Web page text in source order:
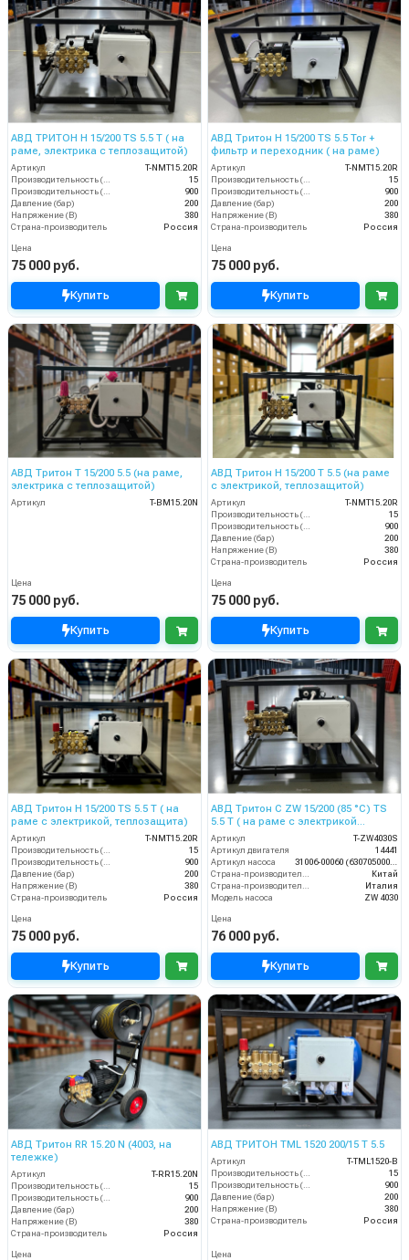
АВД ТРИТОН H 15/200 TS 5.5 T ( на
раме, электрика с теплозащитой)
Артикул
T-NMT15.20R
15
900
Давление (бар)
200
Напряжение (В)
380
Страна-производитель
Россия
Цена
75 000 руб.
Купить
АВД Тритон H 15/200 TS 5.5 Tor +
фильтр и переходник ( на раме)
Артикул
T-NMT15.20R
15
900
Давление (бар)
200
Напряжение (В)
380
Страна-производитель
Россия
Цена
75 000 руб.
Купить
АВД Тритон Т 15/200 5.5 (на раме,
электрика с теплозащитой)
Артикул T-BM15.20N
Цена
75 000 руб.
Купить
АВД Тритон H 15/200 T 5.5 (на раме
с электрикой, теплозащитой)
Артикул
T-NMT15.20R
Производительность (л/мин)
15
Производительность (л/ч)
900
Давление (бар)
200
Напряжение (В)
380
Страна-производитель
Россия
Цена
75 000 руб.
Купить
АВД Тритон H 15/200 TS 5.5 T ( на
раме с электрикой, теплозащита)
Артикул
T-NMT15.20R
15
900
Давление (бар)
200
Напряжение (В)
380
Страна-производитель
Россия
Цена
75 000 руб.
Купить
АВД Тритон C ZW 15/200 (85 °C) TS
5.5 T ( на раме с электрикой
теплозащитой)
Артикул
T-ZW4030S
Артикул двигателя
14441
Артикул насоса
Китай
Италия
Модель насоса
ZW 4030
Цена
76 000 руб.
Купить
АВД Тритон RR 15.20 N (4003, на
тележке)
Артикул
T-RR15.20N
15
900
Давление (бар)
200
Напряжение (В)
380
Страна-производитель
Россия
Цена
АВД ТРИТОН TML 1520 200/15 T 5.5
Артикул
T-TML1520-В
15
900
Давление (бар)
200
Напряжение (В)
380
Страна-производитель
Россия
Цена